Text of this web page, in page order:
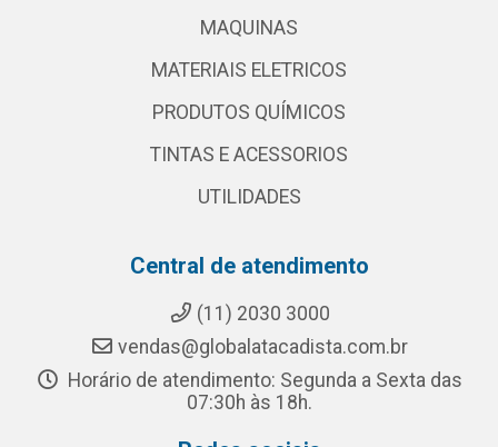
MAQUINAS
MATERIAIS ELETRICOS
PRODUTOS QUÍMICOS
TINTAS E ACESSORIOS
UTILIDADES
Central de atendimento
(11) 2030 3000
vendas@globalatacadista.com.br
Horário de atendimento: Segunda a Sexta das
07:30h às 18h.